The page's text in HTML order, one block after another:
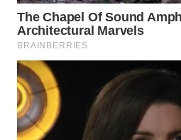
Wahana
Media
Group
WAHANA
NEWS
WAHANA